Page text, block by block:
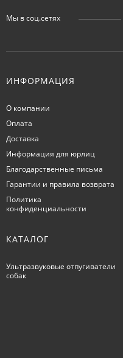
Мы в соц.сетях
ИНФОРМАЦИЯ
О компании
Оплата
Доставка
Информация для юрлиц
Благодарственные письма
Гарантии и правила возврата
Политика
конфиденциальности
КАТАЛОГ
Ультразвуковые отпугиватели
собак